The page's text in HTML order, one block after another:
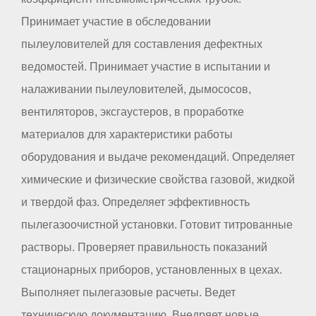
Принимает участие в обследовании
пылеуловителей для составления дефектных
ведомостей. Принимает участие в испытании и
налаживании пылеуловителей, дымососов,
вентиляторов, эксгаустеров, в проработке
материалов для характеристики работы
оборудования и выдаче рекомендаций. Определяет
химические и физические свойства газовой, жидкой
и твердой фаз. Определяет эффективность
пылегазоочистной установки. Готовит титрованные
растворы. Проверяет правильность показаний
стационарных приборов, установленных в цехах.
Выполняет пылегазовые расчеты. Ведет